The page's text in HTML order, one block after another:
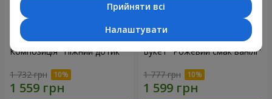
Композиція "Ніжний дотик"
1 732 грн
Букет "Рожевий смак ванілі"
1 777 грн
Прийняти всі
Налаштувати